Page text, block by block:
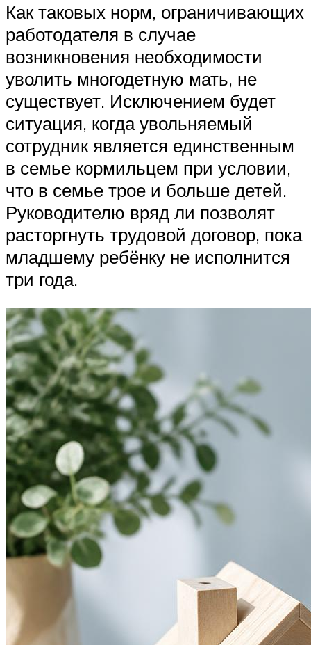
Как таковых норм, ограничивающих
работодателя в случае
возникновения необходимости
уволить многодетную мать, не
существует. Исключением будет
ситуация, когда увольняемый
сотрудник является единственным
в семье кормильцем при условии,
что в семье трое и больше детей.
Руководителю вряд ли позволят
расторгнуть трудовой договор, пока
младшему ребёнку не исполнится
три года.